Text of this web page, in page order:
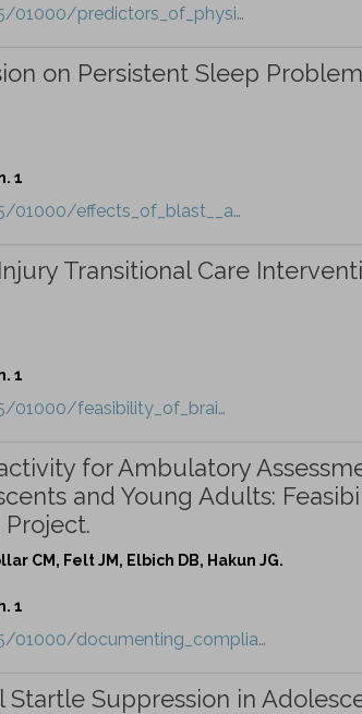
predictors_of_physi…
on Persistent Sleep
1
effects_of_blast__a…
Transitional Care
1
feasibility_of_brai…
for Ambulatory
and Young Adults:
CM, Felt JM, Elbich DB, Hakun JG.
1
documenting_complia…
Startle Suppression in